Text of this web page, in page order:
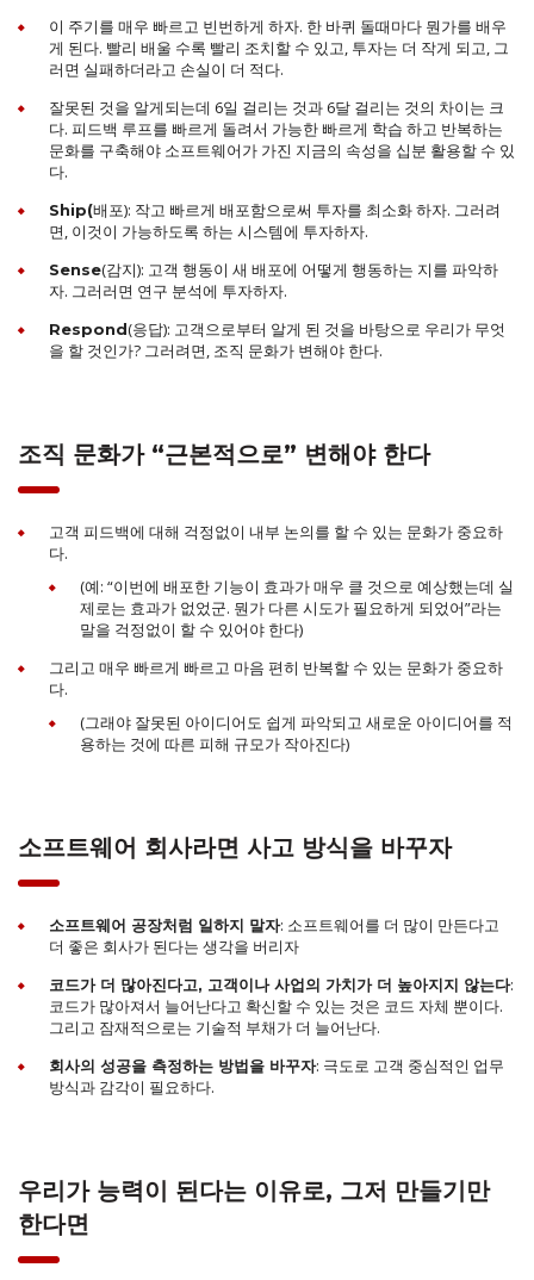
이 주기를 매우 빠르고 빈번하게 하자. 한 바퀴 돌때마다 뭔가를 배우
게 된다. 빨리 배울 수록 빨리 조치할 수 있고, 투자는 더 작게 되고, 그
러면 실패하더라고 손실이 더 적다.
잘못된 것을 알게되는데 6일 걸리는 것과 6달 걸리는 것의 차이는 크
다. 피드백 루프를 빠르게 돌려서 가능한 빠르게 학습 하고 반복하는
문화를 구축해야 소프트웨어가 가진 지금의 속성을 십분 활용할 수 있
다.
Ship(배포): 작고 빠르게 배포함으로써 투자를 최소화 하자. 그러려
면, 이것이 가능하도록 하는 시스템에 투자하자.
Sense(감지): 고객 행동이 새 배포에 어떻게 행동하는 지를 파악하
자. 그러러면 연구 분석에 투자하자.
Respond(응답): 고객으로부터 알게 된 것을 바탕으로 우리가 무엇
을 할 것인가? 그러려면, 조직 문화가 변해야 한다.
조직 문화가 “근본적으로” 변해야 한다
고객 피드백에 대해 걱정없이 내부 논의를 할 수 있는 문화가 중요하
다.
(예: “이번에 배포한 기능이 효과가 매우 클 것으로 예상했는데 실
제로는 효과가 없었군. 뭔가 다른 시도가 필요하게 되었어”라는
말을 걱정없이 할 수 있어야 한다)
그리고 매우 빠르게 빠르고 마음 편히 반복할 수 있는 문화가 중요하
다.
(그래야 잘못된 아이디어도 쉽게 파악되고 새로운 아이디어를 적
용하는 것에 따른 피해 규모가 작아진다)
소프트웨어 회사라면 사고 방식을 바꾸자
소프트웨어 공장처럼 일하지 말자: 소프트웨어를 더 많이 만든다고
더 좋은 회사가 된다는 생각을 버리자
코드가 더 많아진다고, 고객이나 사업의 가치가 더 높아지지 않는다:
코드가 많아져서 늘어난다고 확신할 수 있는 것은 코드 자체 뿐이다.
그리고 잠재적으로는 기술적 부채가 더 늘어난다.
회사의 성공을 측정하는 방법을 바꾸자: 극도로 고객 중심적인 업무
방식과 감각이 필요하다.
우리가 능력이 된다는 이유로, 그저 만들기만
한다면